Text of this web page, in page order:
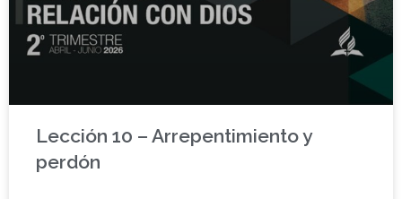
Lección 10 – Arrepentimiento y
perdón